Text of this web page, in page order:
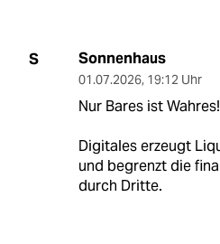
S Sonnenhaus
01.07.2026, 19:12 Uhr
Nur Bares ist Wahres!
Digitales erzeugt
und begrenzt die
durch Dritte.